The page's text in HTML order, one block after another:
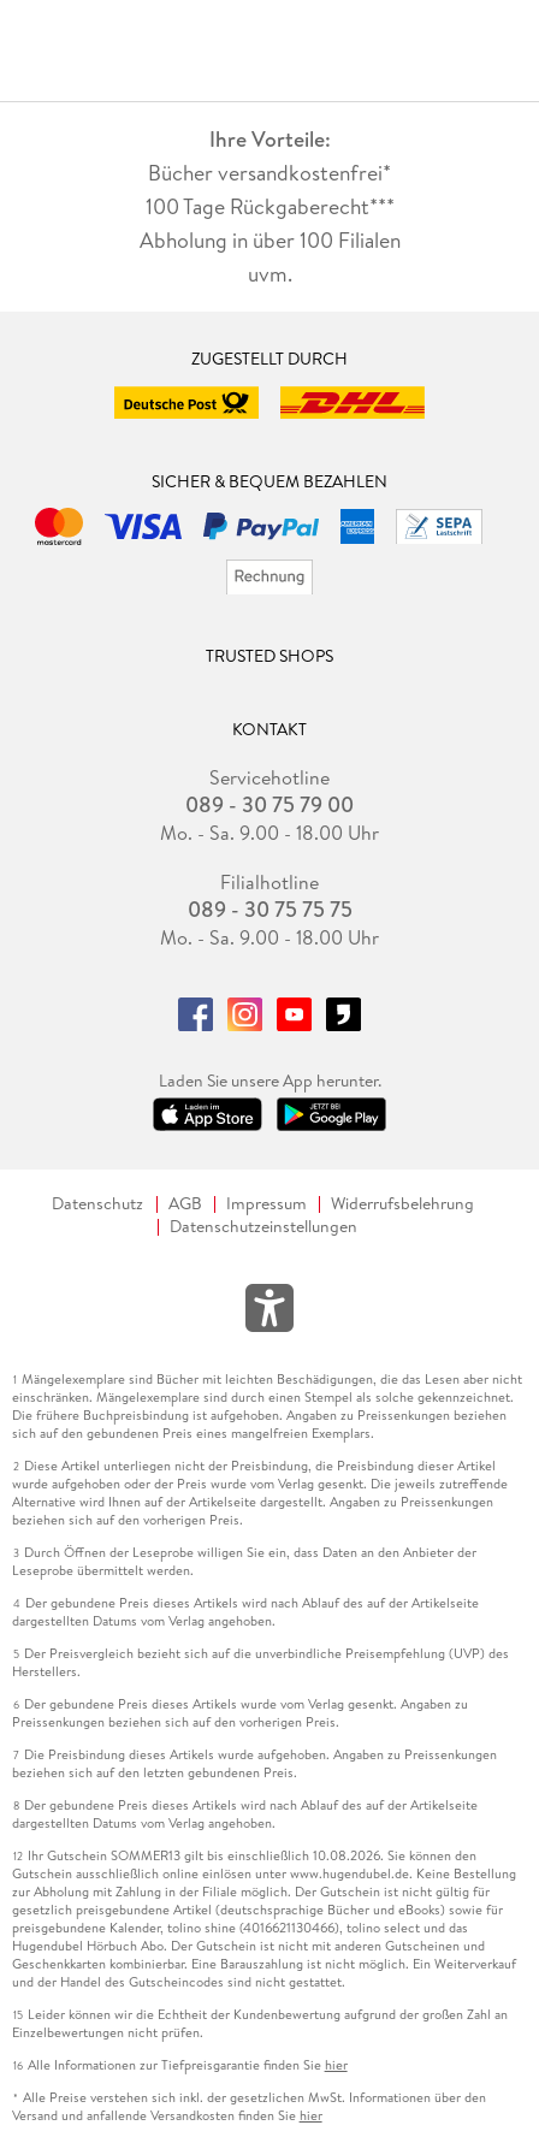
Ihre Vorteile:
Bücher versandkostenfrei*
100 Tage Rückgaberecht***
Abholung in über 100 Filialen
uvm.
ZUGESTELLT DURCH
SICHER & BEQUEM BEZAHLEN
TRUSTED SHOPS
KONTAKT
Servicehotline
089 - 30 75 79 00
Mo. - Sa. 9.00 - 18.00 Uhr
Filialhotline
089 - 30 75 75 75
Mo. - Sa. 9.00 - 18.00 Uhr
Laden Sie unsere App herunter.
Datenschutz AGB Impressum
Widerrufsbelehrung
Datenschutzeinstellungen
1 Mängelexemplare sind Bücher mit leichten Beschädigungen, die das Lesen aber nicht
einschränken. Mängelexemplare sind durch einen Stempel als solche gekennzeichnet.
Die frühere Buchpreisbindung ist aufgehoben. Angaben zu Preissenkungen beziehen
sich auf den gebundenen Preis eines mangelfreien Exemplars.
2 Diese Artikel unterliegen nicht der Preisbindung, die Preisbindung dieser Artikel
wurde aufgehoben oder der Preis wurde vom Verlag gesenkt. Die jeweils zutreffende
Alternative wird Ihnen auf der Artikelseite dargestellt. Angaben zu Preissenkungen
beziehen sich auf den vorherigen Preis.
3 Durch Öffnen der Leseprobe willigen Sie ein, dass Daten an den Anbieter der
Leseprobe übermittelt werden.
4 Der gebundene Preis dieses Artikels wird nach Ablauf des auf der Artikelseite
dargestellten Datums vom Verlag angehoben.
5 Der Preisvergleich bezieht sich auf die unverbindliche Preisempfehlung (UVP) des
Herstellers.
6 Der gebundene Preis dieses Artikels wurde vom Verlag gesenkt. Angaben zu
Preissenkungen beziehen sich auf den vorherigen Preis.
7 Die Preisbindung dieses Artikels wurde aufgehoben. Angaben zu Preissenkungen
beziehen sich auf den letzten gebundenen Preis.
8 Der gebundene Preis dieses Artikels wird nach Ablauf des auf der Artikelseite
dargestellten Datums vom Verlag angehoben.
12 Ihr Gutschein SOMMER13 gilt bis einschließlich 10.08.2026. Sie können den
Gutschein ausschließlich online einlösen unter www.hugendubel.de. Keine Bestellung
zur Abholung mit Zahlung in der Filiale möglich. Der Gutschein ist nicht gültig für
gesetzlich preisgebundene Artikel (deutschsprachige Bücher und eBooks) sowie für
preisgebundene Kalender, tolino shine (4016621130466), tolino select und das
Hugendubel Hörbuch Abo. Der Gutschein ist nicht mit anderen Gutscheinen und
Geschenkkarten kombinierbar. Eine Barauszahlung ist nicht möglich. Ein Weiterverkauf
und der Handel des Gutscheincodes sind nicht gestattet.
15 Leider können wir die Echtheit der Kundenbewertung aufgrund der großen Zahl an
Einzelbewertungen nicht prüfen.
16 Alle Informationen zur Tiefpreisgarantie finden Sie hier
* Alle Preise verstehen sich inkl. der gesetzlichen MwSt. Informationen über den
Versand und anfallende Versandkosten finden Sie hier